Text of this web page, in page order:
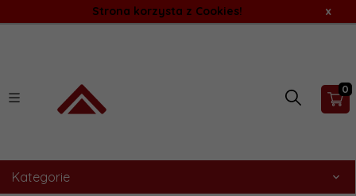
Strona korzysta z Cookies! x
0
Kategorie